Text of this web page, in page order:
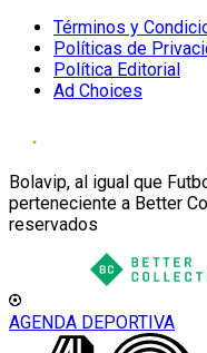
Términos y
Políticas de
Política Editorial
Ad Choices
Bolavip, al igual que
perteneciente a Better
reservados
AGENDA DEPORTIVA